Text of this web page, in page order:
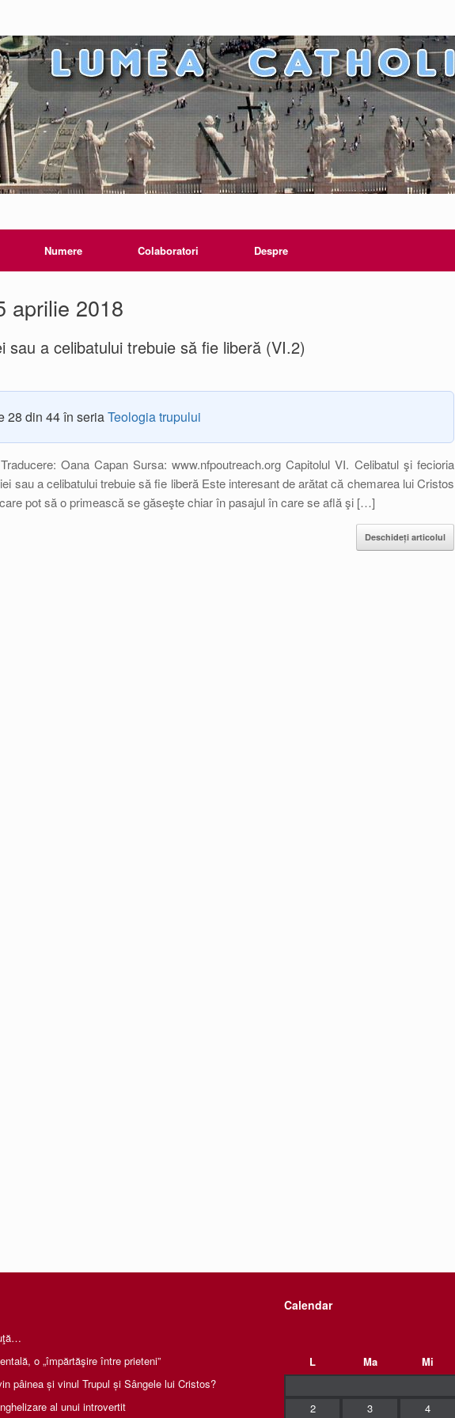
Numere Colaboratori Despre
aprilie 2018
sau a celibatului trebuie să fie liberă (VI.2)
28 din 44 în seriaTeologia trupului
Oana Capan Sursa: www.nfpoutreach.org Capitolul VI. Celibatul şi fecioria
sau a celibatului trebuie să fie liberă Este interesant de arătat că chemarea lui Cristos
pot să o primească se găseşte chiar în pasajul în care se află şi […]
Deschideți articolul
o „împărtăşire între prieteni”
pâinea și vinul Trupul și Sângele lui Cristos?
al unui introvertit
Calendar
L
Ma Mi
2
3 4